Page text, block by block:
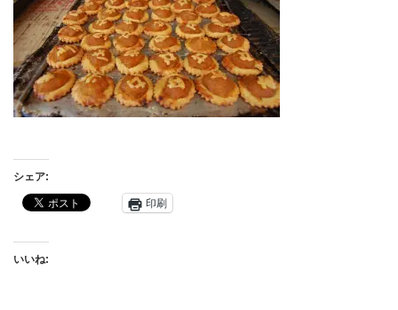
シェア:
印刷
いいね: